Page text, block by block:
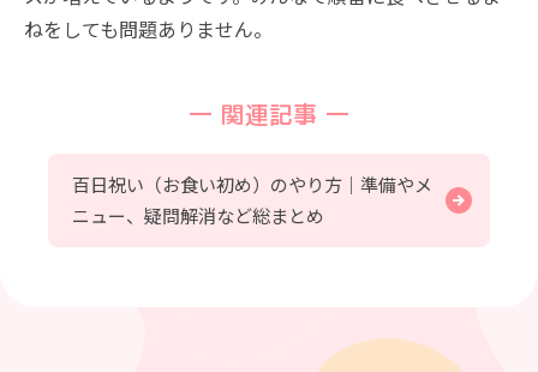
ねをしても問題ありません。
関連記事
百日祝い（お食い初め）のやり方｜準備やメ
ニュー、疑問解消など総まとめ